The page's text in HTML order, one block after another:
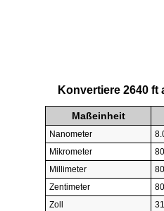
Konvertiere 2640 ft
Maßeinheit
Nanometer
Mikrometer
Millimeter
Zentimeter
Zoll